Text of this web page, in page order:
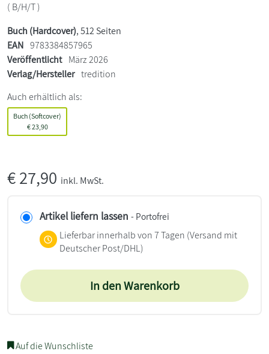
( B/H/T )
Buch (Hardcover), 512 Seiten
EAN 9783384857965
Veröffentlicht März 2026
Verlag/Hersteller tredition
Auch erhältlich als:
Buch (Softcover)
€23,90
€27,90 inkl. MwSt.
Artikel liefern lassen - Portofrei
Lieferbar innerhalb von 7 Tagen (Versand mit
Deutscher Post/DHL)
In den Warenkorb
Auf die Wunschliste